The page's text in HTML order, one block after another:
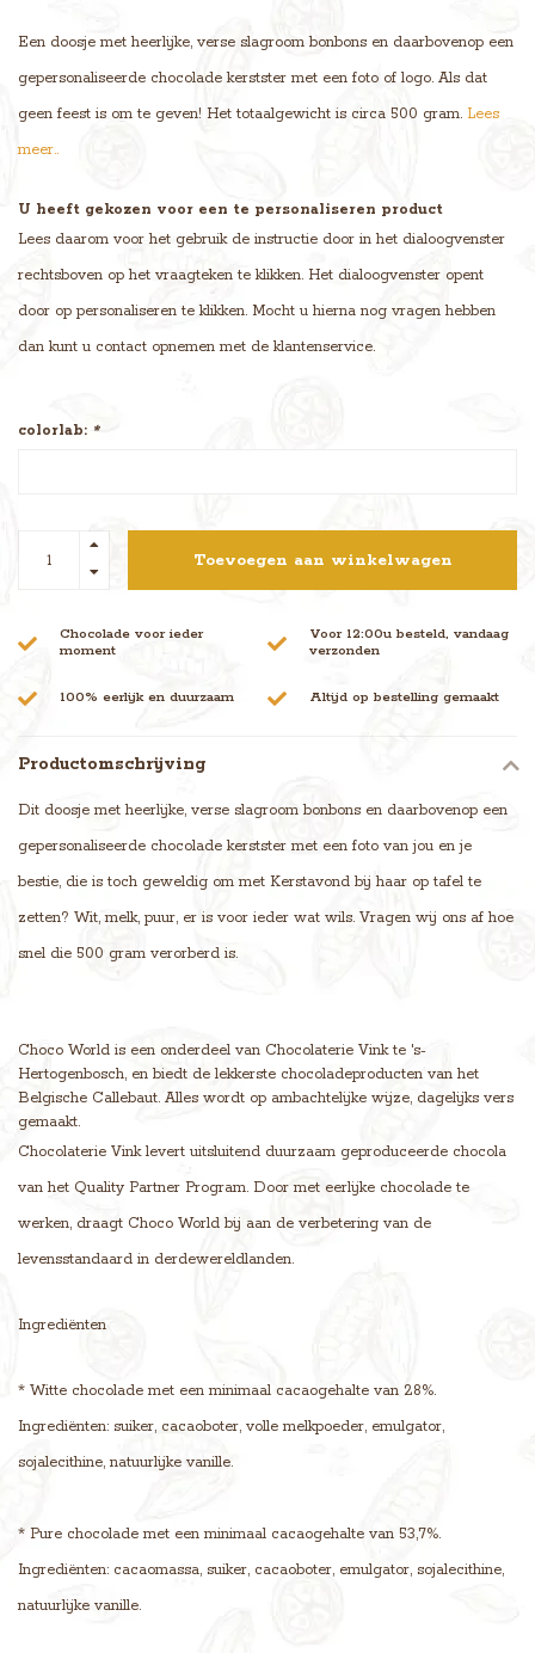
Een doosje met heerlijke, verse slagroom bonbons en daarbovenop een
gepersonaliseerde chocolade kerstster met een foto of logo. Als dat
geen feest is om te geven! Het totaalgewicht is circa 500 gram. Lees
meer..
U heeft gekozen voor een te personaliseren product
Lees daarom voor het gebruik de instructie door in het dialoogvenster
rechtsboven op het vraagteken te klikken. Het dialoogvenster opent
door op personaliseren te klikken. Mocht u hierna nog vragen hebben
dan kunt u contact opnemen met de klantenservice.
colorlab: *
Toevoegen aan winkelwagen
Chocolade voor ieder
moment
Voor 12:00u besteld, vandaag
verzonden
100% eerlijk en duurzaam Altijd op bestelling gemaakt
Productomschrijving
Dit doosje met heerlijke, verse slagroom bonbons en daarbovenop een
gepersonaliseerde chocolade kerstster met een foto van jou en je
bestie, die is toch geweldig om met Kerstavond bij haar op tafel te
zetten? Wit, melk, puur, er is voor ieder wat wils. Vragen wij ons af hoe
snel die 500 gram verorberd is.
Choco World is een onderdeel van Chocolaterie Vink te 's-
Hertogenbosch, en biedt de lekkerste chocoladeproducten van het
Belgische Callebaut. Alles wordt op ambachtelijke wijze, dagelijks vers
gemaakt.
Chocolaterie Vink levert uitsluitend duurzaam geproduceerde chocola
van het Quality Partner Program. Door met eerlijke chocolade te
werken, draagt Choco World bij aan de verbetering van de
levensstandaard in derdewereldlanden.
Ingrediënten
* Witte chocolade met een minimaal cacaogehalte van 28%.
Ingrediënten: suiker, cacaoboter, volle melkpoeder, emulgator,
sojalecithine, natuurlijke vanille.
* Pure chocolade met een minimaal cacaogehalte van 53,7%.
Ingrediënten: cacaomassa, suiker, cacaoboter, emulgator, sojalecithine,
natuurlijke vanille.